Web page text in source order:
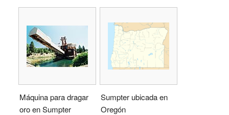
Máquina para dragar
oro en Sumpter
Sumpter ubicada en
Oregón